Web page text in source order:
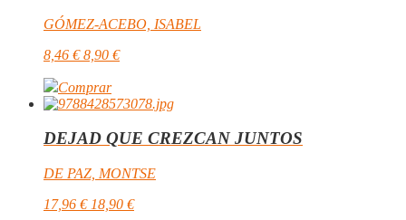
GÓMEZ-ACEBO, ISABEL
8,46 € 8,90 €
Comprar
DEJAD QUE CREZCAN JUNTOS
DE PAZ, MONTSE
17,96 € 18,90 €